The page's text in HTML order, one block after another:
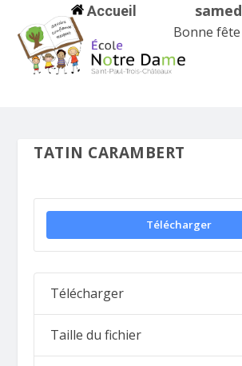
Accueil
Bonne
TATIN CARAMBERT
Télécharger
Télécharger
Taille du fichier